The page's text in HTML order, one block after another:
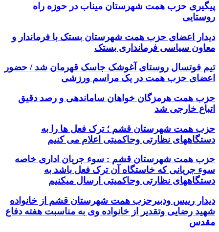
پیگیری حزب همت شهرستان میناب در حوزه راه
روستایی
دیدار اعضای حزب همت شهرستان بستک با فرماندار و
معاون سیاسی فرمانداری بستک
تیم فوتسال روستای آغوشک جاسک قهرمان شد / حضور
اعضای حزب همت در یک مراسم ورزشی
حزب همت هرمزگان خواهان ساماندهی و رصد دقیق
اتباع خارجی شد
حزب همت شهرستان قشم ؛ ترک فعل ها را به
دستگاههای نظارتی وحاکمیتی اعلام می کنیم
حزب همت شهرستان قشم : سوء جریان اداری خاصه
سوء جریانی که خاستگاه آن ترک فعل باشد به
دستگاههای نظارتی وحاکمیتی ارسال میکنیم
دیدار رییس ودبیرحزب همت شهرستان قشم از خانواده
شهید رضایی وتقدیر از خانواده وی به مناسبت هفته دفاع
مقدس